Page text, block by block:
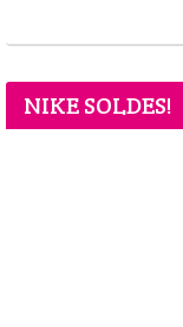
NIKE SOLDES!